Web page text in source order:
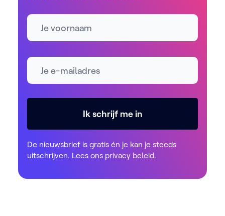
Naam
E-mailadres *
Ik schrijf me in
De nieuwsbrief is gratis én je kan je steeds
uitschrijven. Lees ons privacy beleid.